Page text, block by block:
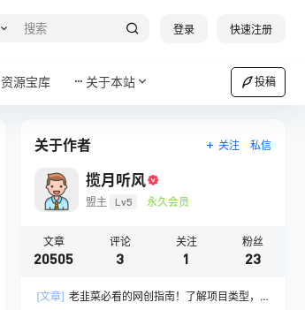
登录 快速注册
资源宝库 关于本站 投稿
关于作者 关注 私信
揽月听风
盟主 Lv5 永久会员
文章
20505
评论
3
关注
1
粉丝
23
[文章] 老韭菜必看的网创指南！了解项目类型，